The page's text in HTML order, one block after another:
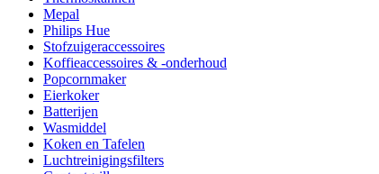
Mepal
Philips Hue
Stofzuigeraccessoires
Koffieaccessoires & -onderhoud
Popcornmaker
Eierkoker
Batterijen
Wasmiddel
Koken en Tafelen
Luchtreinigingsfilters